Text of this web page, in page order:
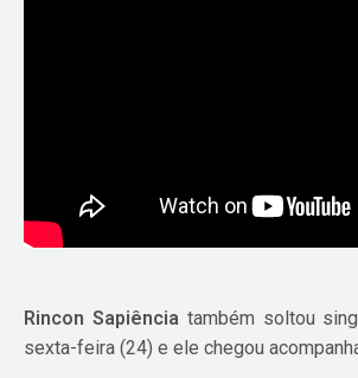
Rincon Sapiênciatambém soltou
sexta-feira (24) e ele chegou